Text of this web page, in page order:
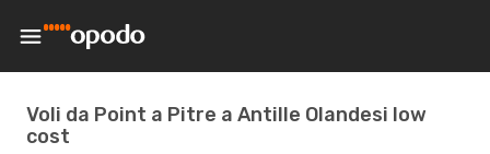
Voli da Point a Pitre a Antille Olandesi low
cost